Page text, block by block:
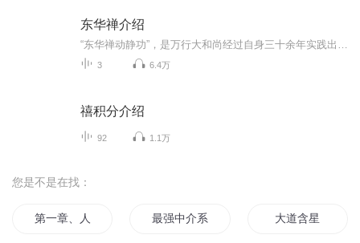
东华禅介绍
3 6.4万
禧积分介绍
92 1.1万
您是不是在找：
第一章、人物介绍 最强中介系统 大道含星